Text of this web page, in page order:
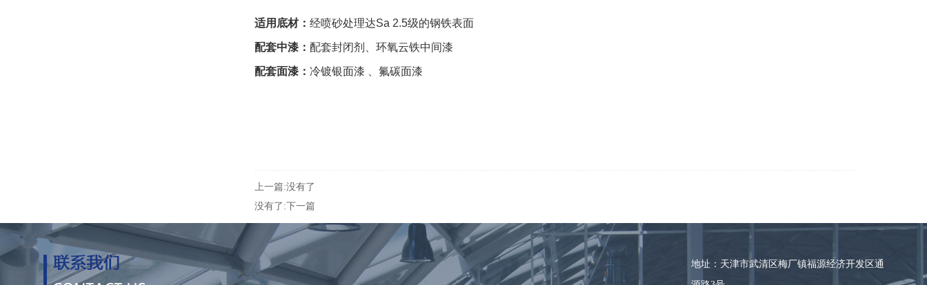
适用底材： 经喷砂处理达Sa 2.5级的钢铁表面
配套中漆： 配套封闭剂、环氧云铁中间漆
配套面漆： 冷镀银面漆 、氟碳面漆
上一篇:没有了
没有了:下一篇
地址：天津市武清区梅厂镇福源经济开发区通